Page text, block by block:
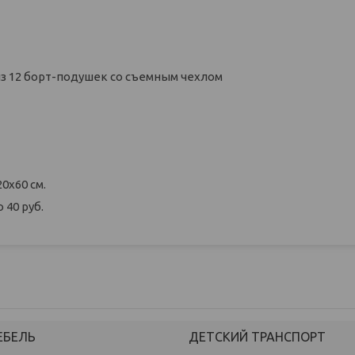
12 борт-подушек со съемным чехлом
см.
руб.
ДЕТСКИЙ ТРАНСПОРТ